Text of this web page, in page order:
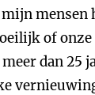
mensen
of
dan 25